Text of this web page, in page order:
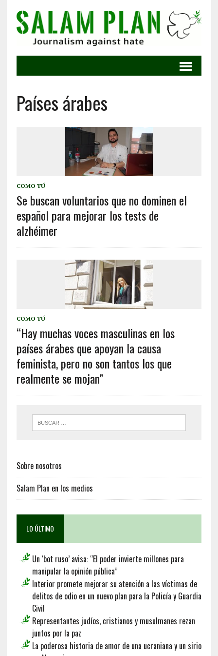
Países árabes
COMO TÚ
Se buscan voluntarios que no dominen el
español para mejorar los tests de
alzhéimer
COMO TÚ
“Hay muchas voces masculinas en los
países árabes que apoyan la causa
feminista, pero no son tantos los que
realmente se mojan”
Sobre nosotros
Salam Plan en los medios
LO ÚLTIMO
Un ‘bot ruso’ avisa: “El poder invierte millones para
manipular la opinión pública”
Interior promete mejorar su atención a las víctimas de
delitos de odio en un nuevo plan para la Policía y Guardia
Civil
Representantes judíos, cristianos y musulmanes rezan
juntos por la paz
La poderosa historia de amor de una ucraniana y un sirio